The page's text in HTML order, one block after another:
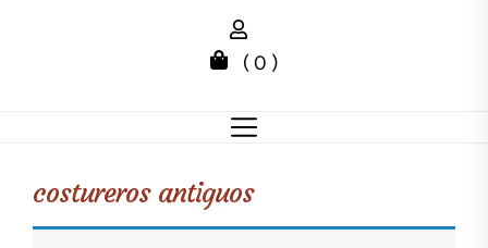
( 0 )
costureros antiguos